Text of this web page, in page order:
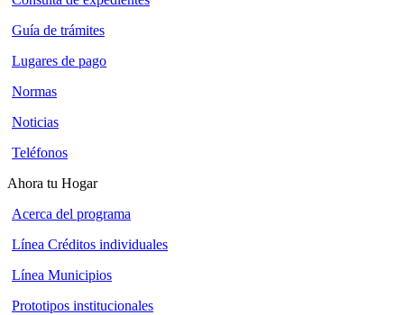
Guía de trámites
Lugares de pago
Normas
Noticias
Teléfonos
Ahora tu Hogar
Acerca del programa
Línea Créditos individuales
Línea Municipios
Prototipos institucionales